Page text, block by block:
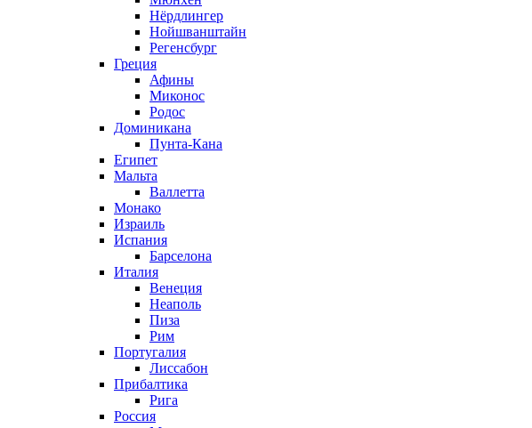
Нёрдлингер
Нойшванштайн
Регенсбург
Греция
Афины
Миконос
Родос
Доминикана
Пунта-Кана
Египет
Мальта
Валлетта
Монако
Израиль
Испания
Барселона
Италия
Венеция
Неаполь
Пиза
Рим
Португалия
Лиссабон
Прибалтика
Рига
Россия